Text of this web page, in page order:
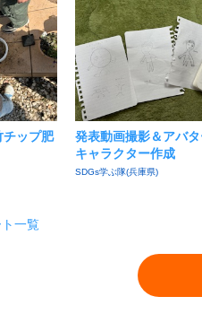
チップ肥
発表動画撮影＆アバ
キャラクター作成
SDGs学ぶ隊(兵庫県)
一覧